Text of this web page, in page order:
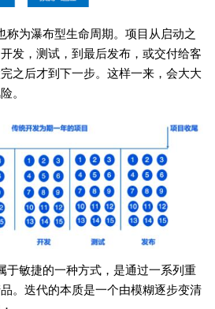
称为瀑布型生命周期。项目从启动之
发，测试，到最后发布，或交付给客
之后才到下一步。这样一来，会大大
。
于敏捷的一种方式，是通过一系列重
。迭代的本质是一个由模糊逐步变清